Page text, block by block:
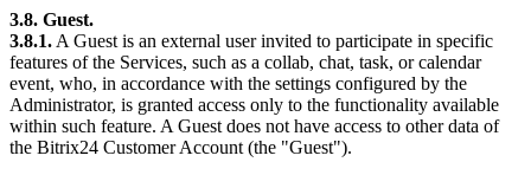
3.8. Guest.
3.8.1. A Guest is an external user invited to participate in specific
features of the Services, such as a collab, chat, task, or calendar
event, who, in accordance with the settings configured by the
Administrator, is granted access only to the functionality available
within such feature. A Guest does not have access to other data of
the Bitrix24 Customer Account (the "Guest").